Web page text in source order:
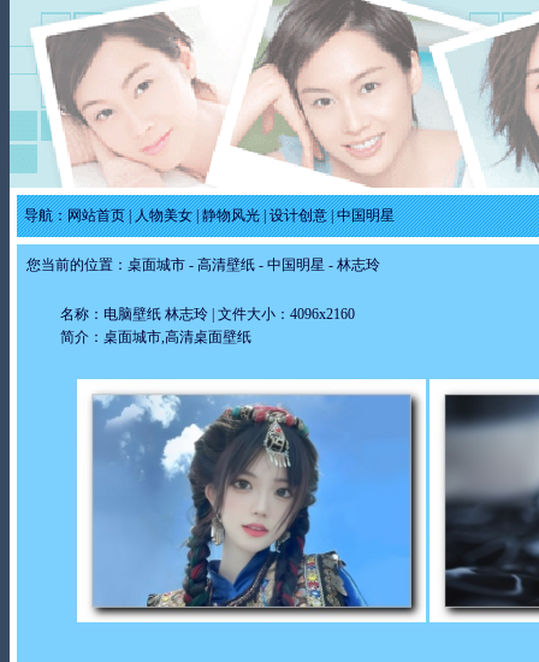
导航：网站首页|人物美女|静物风光|设计创意|中国明星
您当前的位置： 桌面城市 - 高清壁纸 - 中国明星 - 林志玲
名称：电脑壁纸 林志玲 | 文件大小：4096x2160
简介：桌面城市,高清桌面壁纸